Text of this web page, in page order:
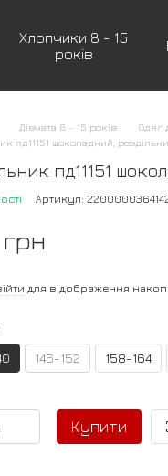
Хлопчики 8 - 15
років
Дівчата 8 - 15 років Одяг
пд11151 шоколадний,
пд11151
Артикул:
для відображення
146-152 158-164
Купити